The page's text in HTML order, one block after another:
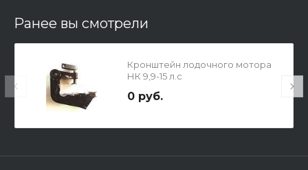
Ранее вы смотрели
Кронштейн лодочного мотора
НК 9,9-15 л.с
0 руб.